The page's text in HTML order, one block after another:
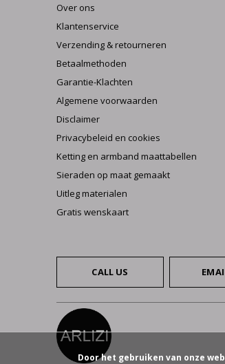
Over ons
Klantenservice
Verzending & retourneren
Betaalmethoden
Garantie-Klachten
Algemene voorwaarden
Disclaimer
Privacybeleid en cookies
Ketting en armband maattabellen
Sieraden op maat gemaakt
Uitleg materialen
Gratis wenskaart
CALL US
Door het gebruiken van onze